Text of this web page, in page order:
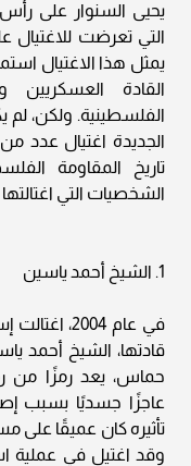
يحيى السنوار على
التي تعرضت للاغتيال
يمثل هذا الاغتيال
القادة
الفلسطينية. ولكن، لم
الجديدة اغتيال عدد
تاريخ المقاومة
الشخصيات التي اغتالتها
1. الشيخ أحمد ياسين
في عام
قادتها، الشيخ أحمد
حماس، يعد رمزًا من
عاجزًا جسديًا بسبب
تأثيره كان عميقًا على
وقد اغتيل في عملية